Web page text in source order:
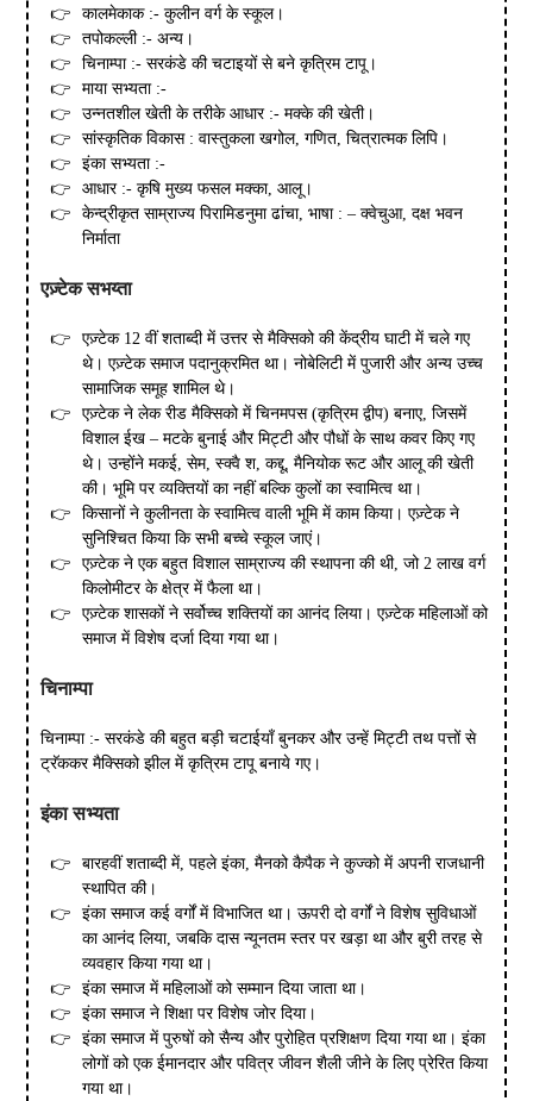
कालमेकाक :- कुलीन वर्ग के स्कूल।
तपोकल्ली :- अन्य।
चिनाम्पा :- सरकंडे की चटाइयों से बने कृत्रिम टापू।
माया सभ्यता :-
उन्नतशील खेती के तरीके आधार :- मक्के की खेती।
सांस्कृतिक विकास : वास्तुकला खगोल, गणित, चित्रात्मक लिपि।
इंका सभ्यता :-
आधार :- कृषि मुख्य फसल मक्का, आलू।
केन्द्रीकृत साम्राज्य पिरामिडनुमा ढांचा, भाषा : – क्वेचुआ, दक्ष भवन
निर्माता
एज़्टेक सभय्ता
एज़्टेक 12 वीं शताब्दी में उत्तर से मैक्सिको की केंद्रीय घाटी में चले गए
थे। एज़्टेक समाज पदानुक्रमित था। नोबेलिटी में पुजारी और अन्य उच्च
सामाजिक समूह शामिल थे।
एज़्टेक ने लेक रीड मैक्सिको में चिनमपस (कृत्रिम द्वीप) बनाए, जिसमें
विशाल ईख – मटके बुनाई और मिट्टी और पौधों के साथ कवर किए गए
थे। उन्होंने मकई, सेम, स्क्वै श, कद्दू, मैनियोक रूट और आलू की खेती
की। भूमि पर व्यक्तियों का नहीं बल्कि कुलों का स्वामित्व था।
किसानों ने कुलीनता के स्वामित्व वाली भूमि में काम किया। एज़्टेक ने
सुनिश्चित किया कि सभी बच्चे स्कूल जाएं।
एज़्टेक ने एक बहुत विशाल साम्राज्य की स्थापना की थी, जो 2 लाख वर्ग
किलोमीटर के क्षेत्र में फैला था।
एज़्टेक शासकों ने सर्वोच्च शक्तियों का आनंद लिया। एज़्टेक महिलाओं को
समाज में विशेष दर्जा दिया गया था।
चिनाम्पा
चिनाम्पा :- सरकंडे की बहुत बड़ी चटाईयाँ बुनकर और उन्हें मिट्टी तथ पत्तों से
ट्रॅककर मैक्सिको झील में कृत्रिम टापू बनाये गए।
इंका सभ्यता
बारहवीं शताब्दी में, पहले इंका, मैनको कैपैक ने कुज्को में अपनी राजधानी
स्थापित की।
इंका समाज कई वर्गों में विभाजित था। ऊपरी दो वर्गों ने विशेष सुविधाओं
का आनंद लिया, जबकि दास न्यूनतम स्तर पर खड़ा था और बुरी तरह से
व्यवहार किया गया था।
इंका समाज में महिलाओं को सम्मान दिया जाता था।
इंका समाज ने शिक्षा पर विशेष जोर दिया।
इंका समाज में पुरुषों को सैन्य और पुरोहित प्रशिक्षण दिया गया था। इंका
लोगों को एक ईमानदार और पवित्र जीवन शैली जीने के लिए प्रेरित किया
गया था।